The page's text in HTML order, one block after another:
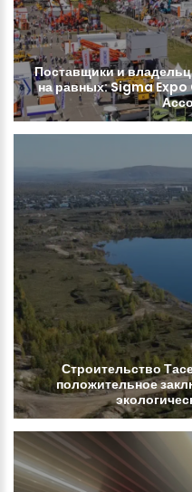
Поставщикии
наравных:SigmaExpo
Строительство
положительное